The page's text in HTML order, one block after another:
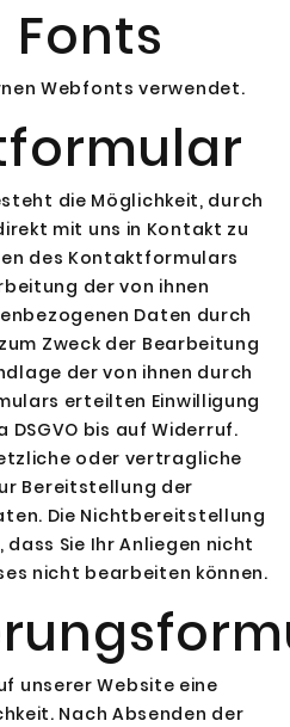
Fonts
Webfonts verwendet.
die Möglichkeit, durch
mit uns in Kontakt zu
des Kontaktformulars
der von ihnen
Daten durch
Zweck der Bearbeitung
der von ihnen durch
erteilten Einwilligung
DSGVO bis auf Widerruf.
oder vertragliche
Bereitstellung der
Die Nichtbereitstellung
Sie Ihr Anliegen nicht
nicht bearbeiten können.
unserer Website eine
Nach Absenden der